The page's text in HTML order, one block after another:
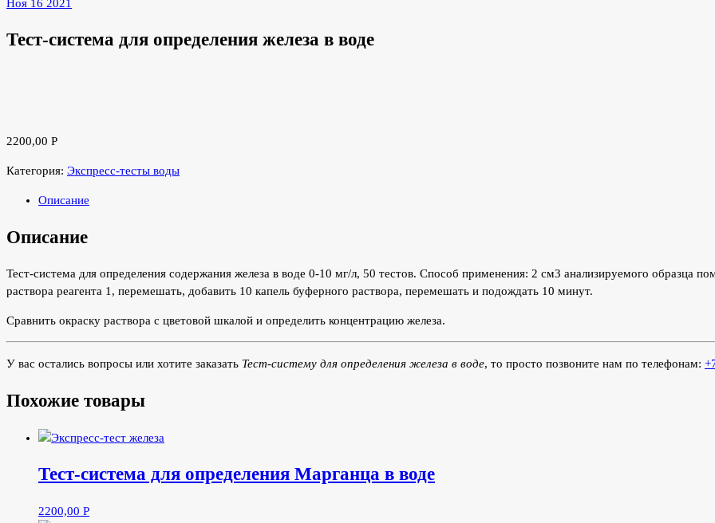
Ноя 16 2021
Тест-система для определения железа в воде
2200,00 Р
Категория: Экспресс-тесты воды
Описание
Описание
Тест-система для определения содержания железа в воде 0-10 мг/л, 50 тестов. Способ применения: 2 см3 анализируемого образца
раствора реагента 1, перемешать, добавить 10 капель буферного раствора, перемешать и подождать 10 минут.
Сравнить окраску раствора с цветовой шкалой и определить концентрацию железа.
У вас остались вопросы или хотите заказать Тест-систему для определения железа в воде, то просто позвоните нам по телефонам:
Похожие товары
Тест-система для определения Марганца в воде
2200,00 Р